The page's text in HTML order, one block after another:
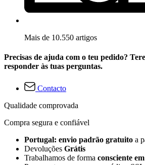
Mais de 10.550 artigos
Precisas de ajuda com o teu pedido?
responder às tuas perguntas.
Contacto
Qualidade comprovada
Compra segura e confiável
Portugal: envio padrão gratuito a
Devoluções Grátis
Trabalhamos de forma consciente